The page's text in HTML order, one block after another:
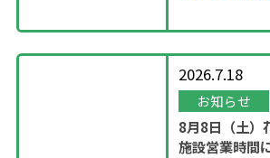
2026.7.18
お知らせ
8月8日（土）
施設営業時間